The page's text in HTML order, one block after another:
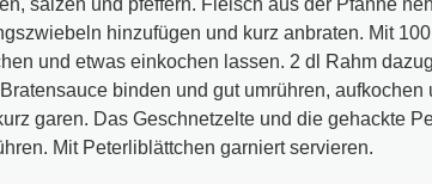
salzen und pfeffern. Fleisch aus der Pfanne
hinzufügen und kurz anbraten. Mit
und etwas einkochen lassen. 2 dl Rahm
binden und gut umrühren, aufkochen
garen. Das Geschnetzelte und die gehackte
Mit Peterliblättchen garniert servieren.